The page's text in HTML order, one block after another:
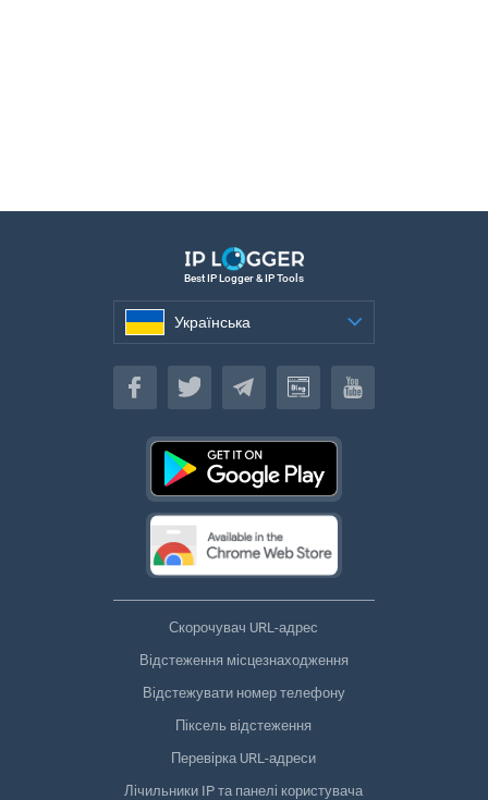
Best IP Logger & IP Tools
Українська
Українська
Скорочувач URL-адрес
Відстеження місцезнаходження
Відстежувати номер телефону
Піксель відстеження
Перевірка URL-адреси
Лічильники IP та панелі користувача